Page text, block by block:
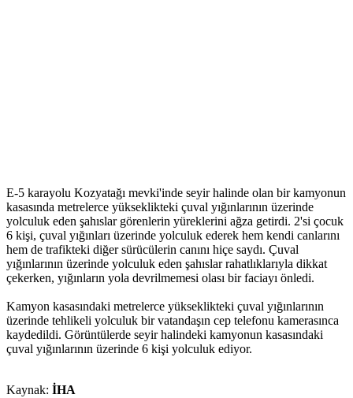
E-5 karayolu Kozyatağı mevki'inde seyir halinde olan bir kamyonun
kasasında metrelerce yükseklikteki çuval yığınlarının üzerinde
yolculuk eden şahıslar görenlerin yüreklerini ağza getirdi. 2'si çocuk
6 kişi, çuval yığınları üzerinde yolculuk ederek hem kendi canlarını
hem de trafikteki diğer sürücülerin canını hiçe saydı. Çuval
yığınlarının üzerinde yolculuk eden şahıslar rahatlıklarıyla dikkat
çekerken, yığınların yola devrilmemesi olası bir faciayı önledi.
Kamyon kasasındaki metrelerce yükseklikteki çuval yığınlarının
üzerinde tehlikeli yolculuk bir vatandaşın cep telefonu kamerasınca
kaydedildi. Görüntülerde seyir halindeki kamyonun kasasındaki
çuval yığınlarının üzerinde 6 kişi yolculuk ediyor.
Kaynak: İHA